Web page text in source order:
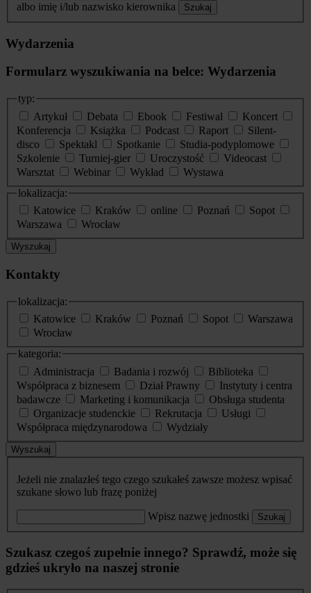
albo imię i/lub nazwisko kierownika
Szukaj
Wydarzenia
Formularz wyszukiwania na belce: Wydarzenia
typ:
Artykuł
Debata Ebook Festiwal
Koncert
Konferencja
Książka Podcast Raport
Silent-
disco
Spektakl Spotkanie
Studia-podyplomowe
Szkolenie
Turniej-gier Uroczystość
Videocast
Warsztat
Webinar Wykład
Wystawa
lokalizacja:
Katowice
Kraków online Poznań
Sopot
Warszawa
Wrocław
Wyszukaj
Kontakty
lokalizacja:
Katowice
Kraków Poznań Sopot
Warszawa
Wrocław
kategoria:
Administracja
Badania i rozwój
Biblioteka
Współpraca z biznesem
Dział Prawny
Instytuty i centra
badawcze
Marketing i komunikacja
Obsługa studenta
Organizacje studenckie
Rekrutacja
Usługi
Współpraca międzynarodowa
Wydziały
Wyszukaj
Jeżeli nie znalazłeś tego czego szukałeś zawsze możesz wpisać
szukane słowo lub frazę poniżej
Wpisz nazwę jednostki Szukaj
Szukasz czegoś zupełnie innego? Sprawdź, może się
gdzieś ukryło na naszej stronie